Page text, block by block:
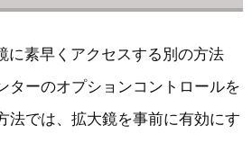
に素早くアクセスする別の方法
ターのオプションコントロールを
法では、拡大鏡を事前に有効にす